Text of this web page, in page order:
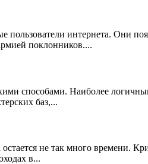
пользователи интернета. Они
поклонников....
способами. Наиболее
баз,...
не так много времени.
в...